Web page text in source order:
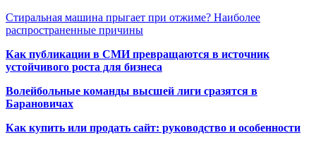
Стиральная машина прыгает при отжиме? Наиболее
распространенные причины
Как публикации в СМИ превращаются в источник
устойчивого роста для бизнеса
Волейбольные команды высшей лиги сразятся в
Барановичах
Как купить или продать сайт: руководство и особенности